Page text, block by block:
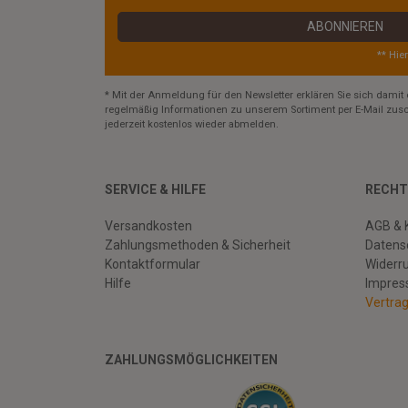
ABONNIEREN
**
* Mit der Anmeldung für den Newsletter erklären Sie sich damit
regelmäßig Informationen zu unserem Sortiment per E-Mail
jederzeit kostenlos wieder abmelden.
SERVICE & HILFE
Versandkosten
Zahlungsmethoden & Sicherheit
Kontaktformular
Hilfe
AGB &
ZAHLUNGSMÖGLICHKEITEN